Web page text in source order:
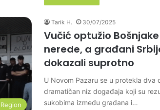
Region
Tarik H. 30/07/2025
Vučić optužio
nerede, a građani
dokazali suprotno
U Novom Pazaru se u protekla dva
dramatičan niz događaja koji su
sukobima između građana i…